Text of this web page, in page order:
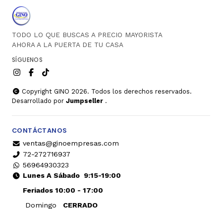
TODO LO QUE BUSCAS A PRECIO MAYORISTA
AHORA A LA PUERTA DE TU CASA
SÍGUENOS
Copyright GINO 2026. Todos los derechos reservados.
Desarrollado por Jumpseller .
CONTÁCTANOS
ventas@ginoempresas.com
72-272716937
56964930323
Lunes A Sábado9:15-19:00
Feriados 10:00 - 17:00
Domingo
CERRADO